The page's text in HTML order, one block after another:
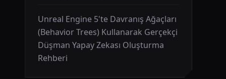
Unreal Engine 5'te Davranış Ağaçları
(Behavior Trees) Kullanarak Gerçekçi
Düşman Yapay Zekası Oluşturma
Rehberi